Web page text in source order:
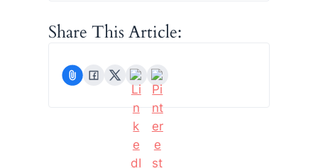
Share This Article: